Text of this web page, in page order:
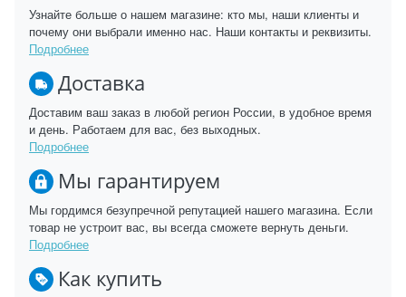
Узнайте больше о нашем магазине: кто мы, наши клиенты и
почему они выбрали именно нас. Наши контакты и реквизиты.
Подробнее
Доставка
Доставим ваш заказ в любой регион России, в удобное время
и день. Работаем для вас, без выходных.
Подробнее
Мы гарантируем
Мы гордимся безупречной репутацией нашего магазина. Если
товар не устроит вас, вы всегда сможете вернуть деньги.
Подробнее
Как купить